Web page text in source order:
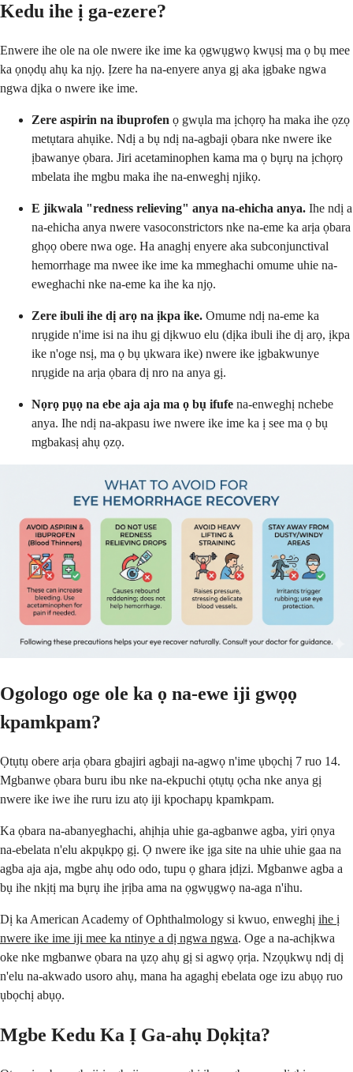
Kedu ihe ị ga-ezere?
Enwere ihe ole na ole nwere ike ime ka ọgwụgwọ kwụsị ma ọ bụ mee
ka ọnọdụ ahụ ka njọ. Ịzere ha na-enyere anya gị aka ịgbake ngwa
ngwa dịka o nwere ike ime.
Zere aspirin na ibuprofen ọ gwụla ma ịchọrọ ha maka ihe ọzọ
metụtara ahụike. Ndị a bụ ndị na-agbaji ọbara nke nwere ike
ịbawanye ọbara. Jiri acetaminophen kama ma ọ bụrụ na ịchọrọ
mbelata ihe mgbu maka ihe na-enweghị njikọ.
E jikwala "redness relieving" anya na-ehicha anya. Ihe ndị a
na-ehicha anya nwere vasoconstrictors nke na-eme ka arịa ọbara
ghọọ obere nwa oge. Ha anaghị enyere aka subconjunctival
hemorrhage ma nwee ike ime ka mmeghachi omume uhie na-
eweghachi nke na-eme ka ihe ka njọ.
Zere ibuli ihe dị arọ na ịkpa ike. Omume ndị na-eme ka
nrụgide n'ime isi na ihu gị dịkwuo elu (dịka ibuli ihe dị arọ, ịkpa
ike n'oge nsị, ma ọ bụ ụkwara ike) nwere ike ịgbakwunye
nrụgide na arịa ọbara dị nro na anya gị.
Nọrọ pụọ na ebe aja aja ma ọ bụ ifufe na-enweghị nchebe
anya. Ihe ndị na-akpasu iwe nwere ike ime ka ị see ma ọ bụ
mgbakasị ahụ ọzọ.
Ogologo oge ole ka ọ na-ewe iji gwọọ
kpamkpam?
Ọtụtụ obere arịa ọbara gbajiri agbaji na-agwọ n'ime ụbọchị 7 ruo 14.
Mgbanwe ọbara buru ibu nke na-ekpuchi ọtụtụ ọcha nke anya gị
nwere ike iwe ihe ruru izu atọ iji kpochapụ kpamkpam.
Ka ọbara na-abanyeghachi, ahịhịa uhie ga-agbanwe agba, yiri ọnya
na-ebelata n'elu akpụkpọ gị. Ọ nwere ike ịga site na uhie uhie gaa na
agba aja aja, mgbe ahụ odo odo, tupu ọ ghara ịdịzi. Mgbanwe agba a
bụ ihe nkịtị ma bụrụ ihe ịrịba ama na ọgwụgwọ na-aga n'ihu.
Dị ka American Academy of Ophthalmology si kwuo, enweghị ihe ị
nwere ike ime iji mee ka ntinye a dị ngwa ngwa. Oge a na-achịkwa
oke nke mgbanwe ọbara na ụzọ ahụ gị si agwọ ọrịa. Nzọụkwụ ndị dị
n'elu na-akwado usoro ahụ, mana ha agaghị ebelata oge izu abụọ ruo
ụbọchị abụọ.
Mgbe Kedu Ka Ị Ga-ahụ Dọkịta?